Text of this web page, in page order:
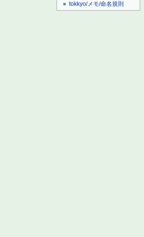
tokkyo/メモ/命名規則